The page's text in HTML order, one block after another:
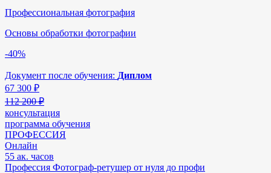
Профессиональная фотография
Основы обработки фотографии
-40%
Документ после обучения: Диплом
67 300 ₽
112 200 ₽
консультация
программа обучения
ПРОФЕССИЯ
Онлайн
55 ак. часов
Профессия Фотограф-ретушер от нуля до профи